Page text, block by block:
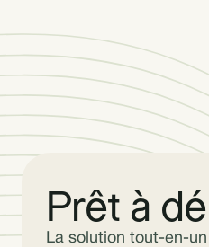
Prêt à
La solution tout-en-